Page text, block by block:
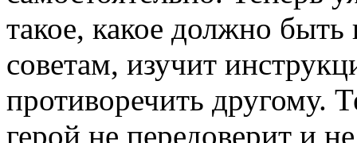
такое, какое должно
советам, изучит
противоречить другому.
герой не передоверит и